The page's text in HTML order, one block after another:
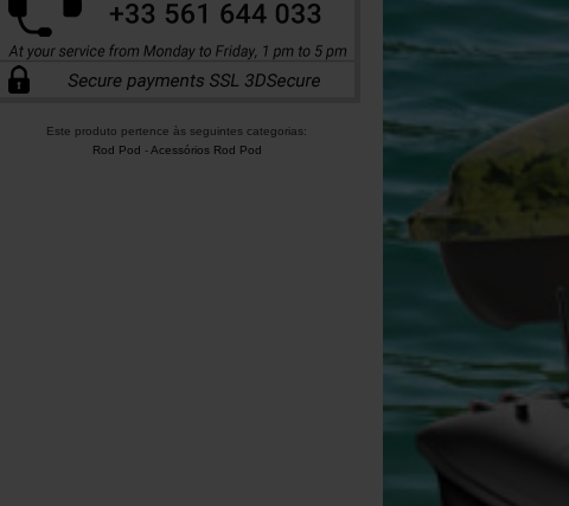
Este produto pertence às seguintes categorias:
Rod Pod -Acessórios Rod Pod